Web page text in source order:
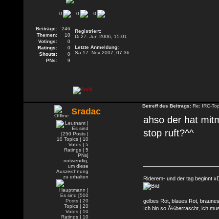
0 0 0
Beiträge:
246
Themen:
10
Votings:
0
Ratings:
0
Shouts:
0
PNs:
9
Registriert:
Di 27. Jun 2006, 15:01
Letzte Anmeldung:
Sa 17. Nov 2007, 07:36
Sradac
Betreff des Beitrags: Re: IRC-
ahso der hat
stop ruft?^^
Riderem- und der tag beginnt
gelbes Rot, blaues Rot,
Ich bin so Ã¼berrascht, ich